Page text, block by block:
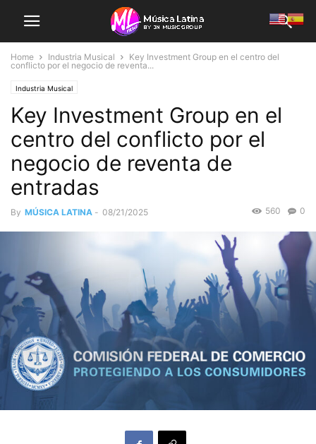
Home Industria Musical
Key Investment Group en el centro del
conflicto por el negocio de reventa...
Industria Musical
Key Investment Group en el
centro del conflicto por el
negocio de reventa de
entradas
By MÚSICA LATINA - 08/21/2025 0
560